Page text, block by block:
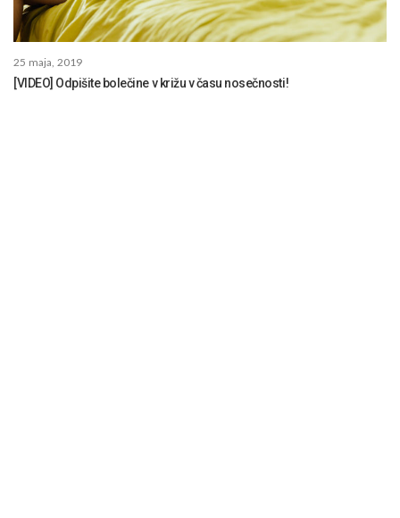
25 maja, 2019
[VIDEO] Odpišite bolečine v križu v času nosečnosti!